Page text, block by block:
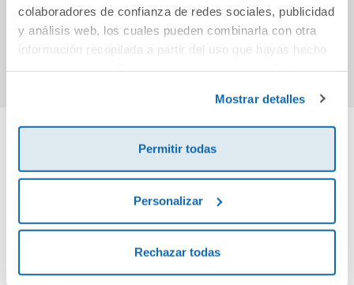
colaboradores de confianza de redes sociales, publicidad
y análisis web, los cuales pueden combinarla con otra
información recopilada a partir del uso que hayas hecho
Mostrar detalles
Permitir todas
Personalizar
Rechazar todas
11,95€
Comprar
12,95€
Comprar
Cuéntanos tu opinión
¡Sé el primero en valorar este producto!
Debes iniciar sesión para poder valorarlo